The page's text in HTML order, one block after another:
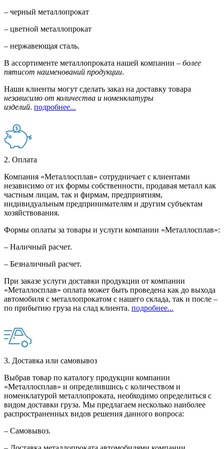
– черный металлопрокат
– цветной металлопрокат
– нержавеющая сталь.
В ассортименте металлопроката нашей компании – более
пятисот наименований продукции.
Наши клиенты могут сделать заказ на доставку товара
независимо от количества и номенклатуры
изделий. подробнее...
2. Оплата
Компания «Металлосплав» сотрудничает с клиентами
независимо от их формы собственности, продавая металл как
частным лицам, так и фирмам, предприятиям,
индивидуальным предпринимателям и другим субъектам
хозяйствования.
Формы оплаты за товары и услуги компании «Металлосплав»:
– Наличный расчет.
– Безналичный расчет.
При заказе услуги доставки продукции от компании
«Металлосплав» оплата может быть проведена как до выхода
автомобиля с металлопрокатом с нашего склада, так и после –
по прибытию груза на слад клиента. подробнее...
3. Доставка или самовывоз
Выбрав товар по каталогу продукции компании
«Металлосплав» и определившись с количеством и
номенклатурой металлопроката, необходимо определиться с
видом доставки груза. Мы предлагаем несколько наиболее
распространенных видов решения данного вопроса:
– Самовывоз.